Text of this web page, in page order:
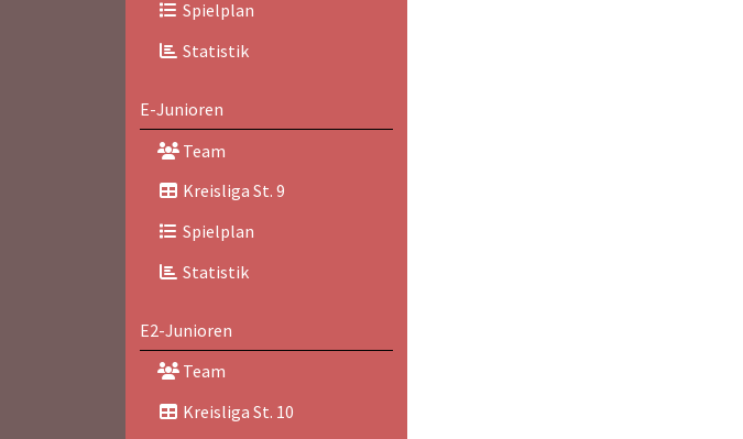
Spielplan
Statistik
E-Junioren
Team
Kreisliga St. 9
Spielplan
Statistik
E2-Junioren
Team
Kreisliga St. 10